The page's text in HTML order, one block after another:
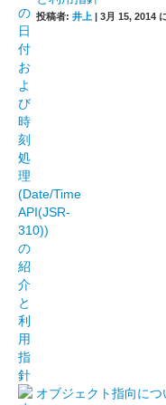
投稿者: 井上 | 3月 15, 2014
オブジェクト指向に